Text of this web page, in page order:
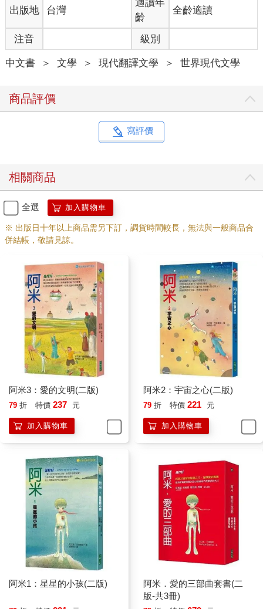
我千方百計提示奶奶有關阿米的事情，可是奶奶完全想不起來
了！
維克多得意洋洋地說：「看見沒有！接受現實吧——那是你在做
夢。這個夢境的確很美，如果沒有它，我們也不會寫了一本書，
我想拿出其他證據。可惜除了核桃之外，阿米沒有留下任何紀念
我左思右想，突然心眼一亮。
「什麼證據？」
「阿米離開的時候，海灘上所有的人都看見『飛碟』了！」
我以為這句話一定會讓表哥認輸。可是，他仍然不為所動。
「你是說過那天出現不明飛行物。但那也是你想像出來的，不是
嗎？」
「不是我想出來的，有目擊證人啊。」「他們看到天上有兩萬個
發光體之外又增加了一個。誰也不知道那發光體是個什麼東西
——是等離子體？是大氣層折射？是探測氣球？是飛機？總之，
是天空中的發光體。於是就大膽猜測說：這是外星飛船。這中間
有許多想像的成分。可是你卻編造說什麼跟外星人有過交往，還
說什麼去別的星球旅行過。這也太離譜了！你可以成為一個想像
力豐富的作家，但是別把想像與現實混淆在一起，免得被送進精
神病院。」
「我說的都是真的！是真的！」
「拿出證據來啊！」維克多義正辭嚴地說：「也許你夢見了這一
切。也許你的回憶並不是現實生活的內容，而是一場夢。你好好
想想吧！」
我覺得好累，提議明天再看他的長篇小說。不過那天晚上我忍不
住感到懷疑，我會不會只是在回憶一場夢？
我覺得不可能。可是歸根究底，我有什麼證據呢？
我十分煩惱，不得不去拿起《阿米：星星的小孩》這本書，打算
找出蛛絲馬跡。
出版地 台灣
適讀年
齡
全齡適讀
注音 級別
中文書 ＞ 文學 ＞ 現代翻譯文學 ＞ 世界現代文學
商品評價
寫評價
相關商品
全選 加入購物車
※ 出版日十年以上商品需另下訂，調貨時間較長，無法與一般商品合
併結帳，敬請見諒。
阿米3：愛的文明(二版)
79 折 特價 237 元
加入購物車
阿米2：宇宙之心(二版)
79 折 特價 221 元
加入購物車
阿米1：星星的小孩(二版)
阿米．愛的三部曲套書(二
版-共3冊)